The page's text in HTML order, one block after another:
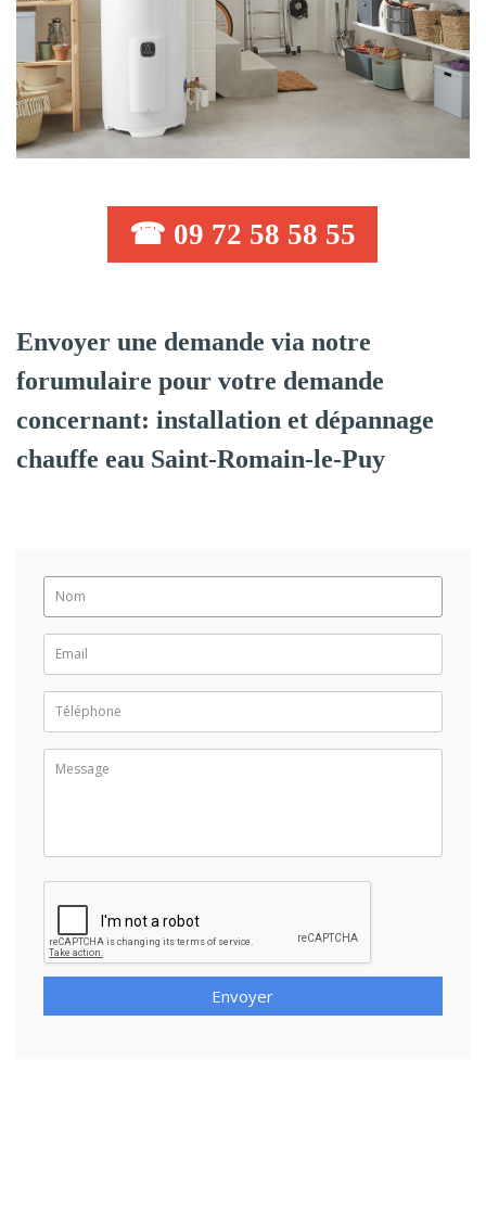
☎ 09 72 58 58 55
Envoyer une demande via notre
forumulaire pour votre demande
concernant: installation et dépannage
chauffe eau Saint-Romain-le-Puy
Envoyer